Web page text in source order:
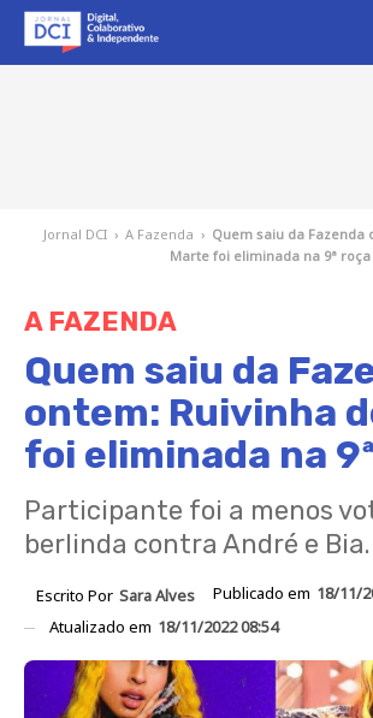
Jornal DCI › A Fazenda › Quem saiu da Fazenda
Marte foi eliminada na 9ª roça
A FAZENDA
Quem saiu da
ontem: Ruivinha
foi eliminada na
Participante foi a menos
berlinda contra André e Bia.
Escrito Por Sara Alves Publicado em 18/11/
Atualizado em 18/11/2022 08:54